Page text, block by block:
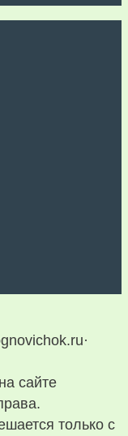
сайте
только с